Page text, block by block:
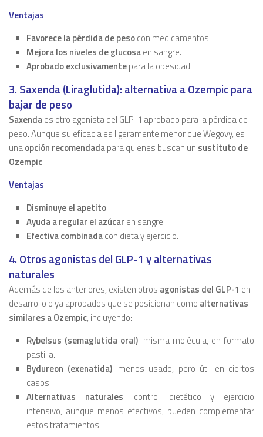
Ventajas
Favorece la pérdida de pesocon medicamentos.
Mejora los niveles de glucosaen sangre.
Aprobado exclusivamentepara la obesidad.
3. Saxenda (Liraglutida): alternativa a Ozempic para
bajar de peso
Saxendaes otro agonista del GLP-1 aprobado para la pérdida de
peso. Aunque su eficacia es ligeramente menor que Wegovy, es
unaopción recomendadapara quienes buscan un sustituto de
Ozempic.
Ventajas
Disminuye el apetito.
Ayuda a regular el azúcar en sangre.
Efectiva combinadacon dieta y ejercicio.
4. Otros agonistas del GLP-1 y alternativas
naturales
Además de los anteriores, existen otros agonistas del GLP-1 en
desarrollo o ya aprobados que se posicionan como alternativas
similares a Ozempic, incluyendo:
Rybelsus (semaglutida oral): misma molécula, en formato
pastilla.
Bydureon (exenatida): menos usado, pero útil en ciertos
casos.
Alternativas naturales: control dietético y ejercicio
intensivo, aunque menos efectivos, pueden complementar
estos tratamientos.